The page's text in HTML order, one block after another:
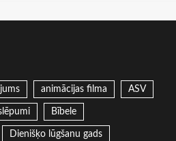
animācijas filma ASV
Bībele
Dienišķo lūgšanu gads